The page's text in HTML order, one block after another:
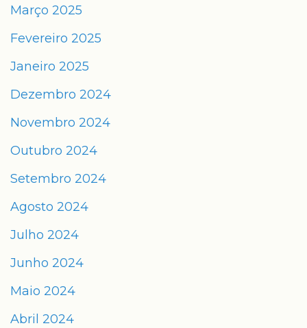
Março 2025
Fevereiro 2025
Janeiro 2025
Dezembro 2024
Novembro 2024
Outubro 2024
Setembro 2024
Agosto 2024
Julho 2024
Junho 2024
Maio 2024
Abril 2024